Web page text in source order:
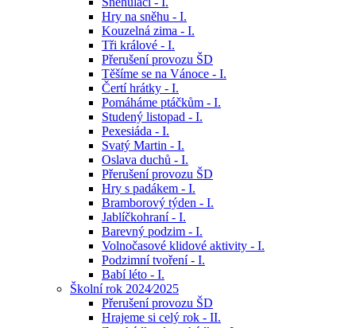
Hry na sněhu - I.
Kouzelná zima - I.
Tři králové - I.
Přerušení provozu ŠD
Těšíme se na Vánoce - I.
Čertí hrátky - I.
Pomáháme ptáčkům - I.
Studený listopad - I.
Pexesiáda - I.
Svatý Martin - I.
Oslava duchů - I.
Přerušení provozu ŠD
Hry s padákem - I.
Bramborový týden - I.
Jablíčkohraní - I.
Barevný podzim - I.
Volnočasové klidové aktivity - I.
Podzimní tvoření - I.
Babí léto - I.
Školní rok 2024⁄2025
Přerušení provozu ŠD
Hrajeme si celý rok - II.